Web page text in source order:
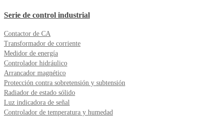
Serie de control industrial
Contactor de CA
Transformador de corriente
Medidor de energía
Controlador hidráulico
Arrancador magnético
Protección contra sobretensión y subtensión
Radiador de estado sólido
Luz indicadora de señal
Controlador de temperatura y humedad